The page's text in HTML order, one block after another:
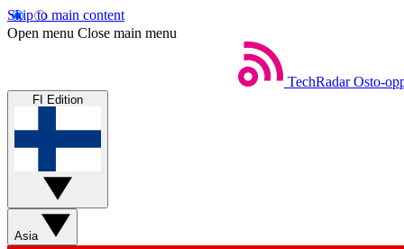
Skip to main content
Open menu Close main menu
TechRadar Osto-
FI Edition
Asia